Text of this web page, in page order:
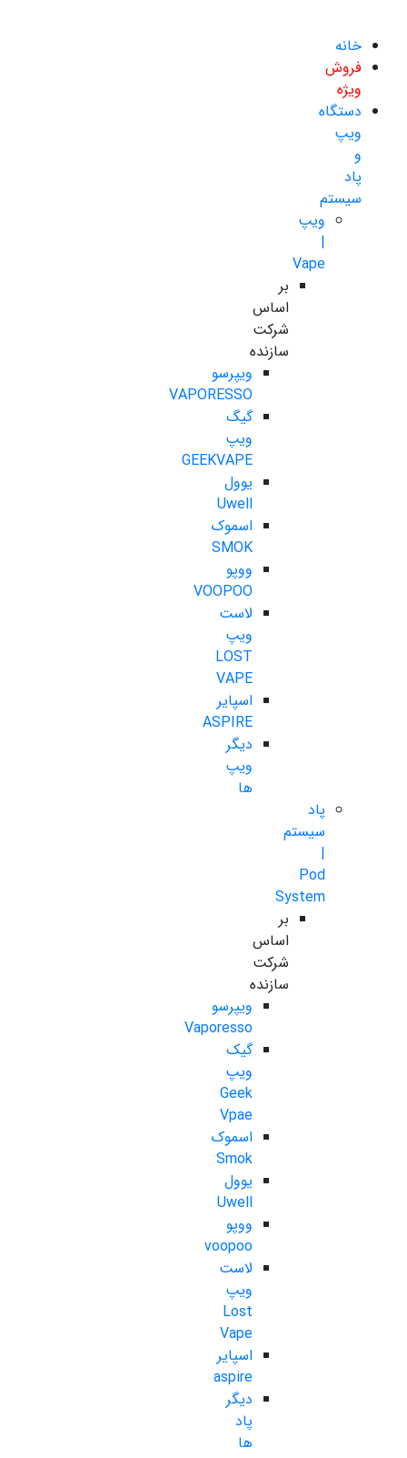
خانه
فروش
ویژه
دستگاه
ویپ
و
پاد
سیستم
ویپ
|
Vape
بر
اساس
شرکت
سازنده
ویپرسو
VAPORESSO
گیگ
ویپ
GEEKVAPE
یوول
Uwell
اسموک
SMOK
ووپو
VOOPOO
لاست
ویپ
LOST
VAPE
اسپایر
ASPIRE
دیگر
ویپ
ها
پاد
سیستم
|
Pod
System
بر
اساس
شرکت
سازنده
ویپرسو
Vaporesso
گیک
ویپ
Geek
Vpae
اسموک
Smok
یوول
Uwell
ووپو
voopoo
لاست
ویپ
Lost
Vape
اسپایر
aspire
دیگر
پاد
ها